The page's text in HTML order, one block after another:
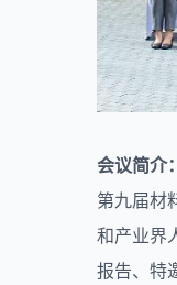
会议简介：
第九届材
和产业界
报告、特